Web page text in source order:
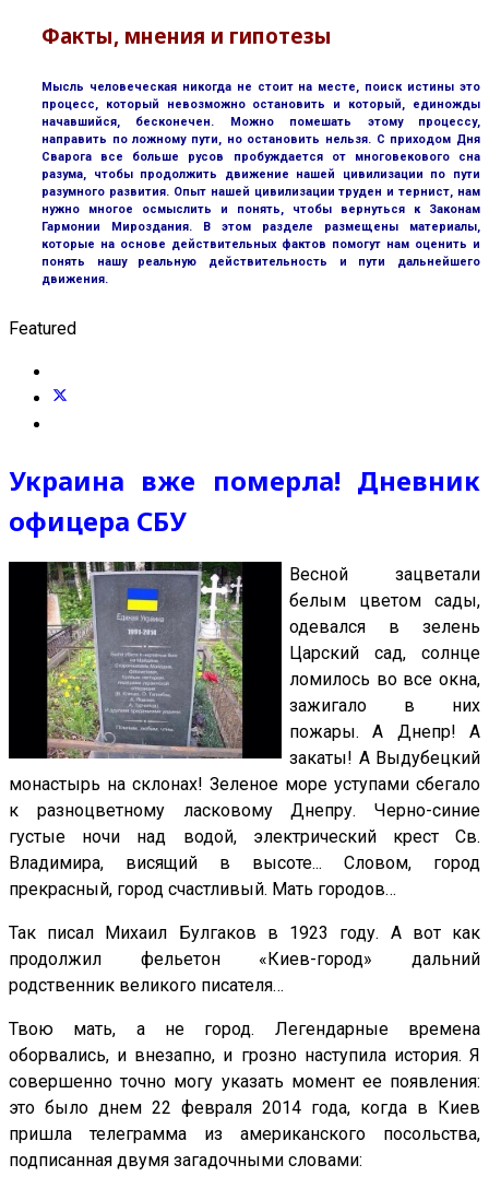
Факты, мнения и гипотезы
Мысль человеческая никогда не стоит на месте, поиск истины это
процесс, который невозможно остановить и который, единожды
начавшийся, бесконечен. Можно помешать этому процессу,
направить по ложному пути, но остановить нельзя. С приходом Дня
Сварога все больше русов пробуждается от многовекового сна
разума, чтобы продолжить движение нашей цивилизации по пути
разумного развития. Опыт нашей цивилизации труден и тернист, нам
нужно многое осмыслить и понять, чтобы вернуться к Законам
Гармонии Мироздания. В этом разделе размещены материалы,
которые на основе действительных фактов помогут нам оценить и
понять нашу реальную действительность и пути дальнейшего
движения.
Featured
Украина вже померла! Дневник
офицера СБУ
Весной зацветали
белым цветом сады,
одевался в зелень
Царский сад, солнце
ломилось во все окна,
зажигало в них
пожары. А Днепр! А
закаты! А Выдубецкий
монастырь на склонах! Зеленое море уступами сбегало
к разноцветному ласковому Днепру. Черно-синие
густые ночи над водой, электрический крест Св.
Владимира, висящий в высоте... Словом, город
прекрасный, город счастливый. Мать городов…
Так писал Михаил Булгаков в 1923 году. А вот как
продолжил фельетон «Киев-город» дальний
родственник великого писателя…
Твою мать, а не город. Легендарные времена
оборвались, и внезапно, и грозно наступила история. Я
совершенно точно могу указать момент ее появления:
это было днем 22 февраля 2014 года, когда в Киев
пришла телеграмма из американского посольства,
подписанная двумя загадочными словами: